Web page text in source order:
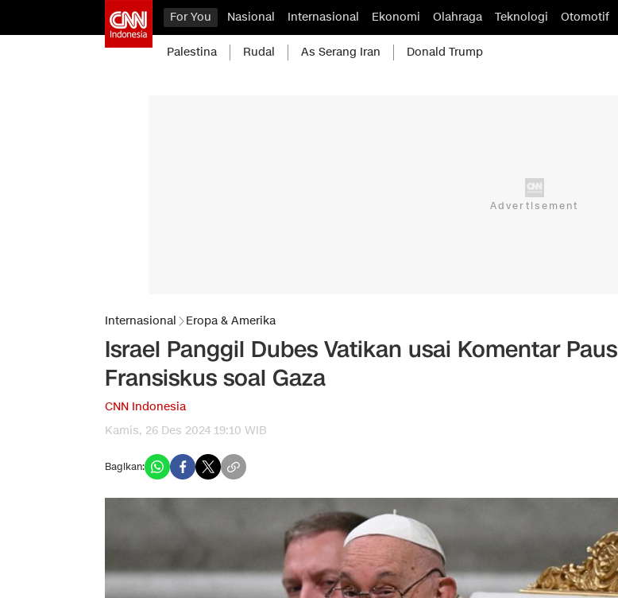
For You Nasional Internasional Ekonomi Olahraga Teknologi Otomotif
Palestina Rudal As Serang Iran Donald Trump
Internasional Eropa & Amerika
Israel Panggil Dubes Vatikan usai Komentar Paus
Fransiskus soal Gaza
CNN Indonesia
Kamis, 26 Des 2024 19:10 WIB
Bagikan: